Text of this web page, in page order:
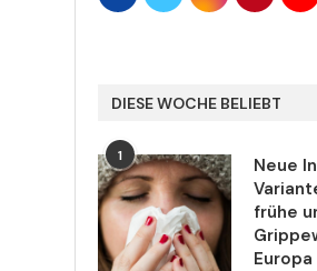
DIESE WOCHE BELIEBT
1
Neue
frühe
Europa